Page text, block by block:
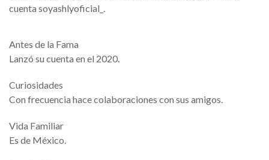
cuenta soyashlyoficial_.
Antes de la Fama
Lanzó su cuenta en el 2020.
Curiosidades
Con frecuencia hace colaboraciones con sus amigos.
Vida Familiar
Es de México.